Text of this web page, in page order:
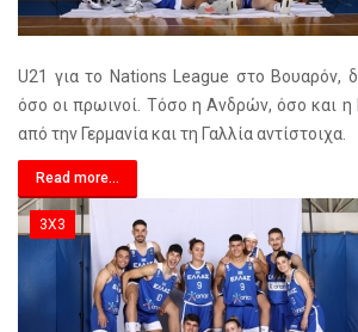
U21 για το Nations League στο Βουαρόν,
όσο οι πρωινοί. Τόσο η Ανδρών, όσο και η
από την Γερμανία και τη Γαλλία αντίστοιχα.
Read more...
3X3